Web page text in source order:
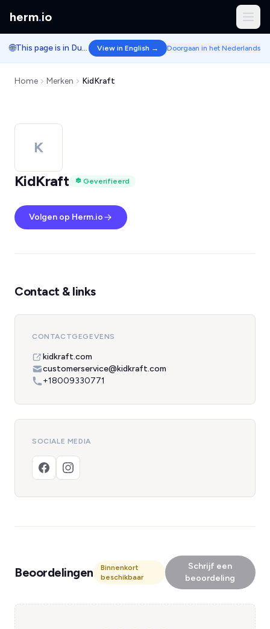
herm.io
🌐 This page is in Dutch. View in English → Doorgaan in het Nederlands
Home Merken KidKraft
K
KidKraft
Geverifieerd
Volgen op Herm.io
Contact & links
CONTACTGEGEVENS
kidkraft.com
customerservice@kidkraft.com
+18009330771
SOCIALE MEDIA
Beoordelingen
Binnenkort
beschikbaar
Schrijf een
beoordeling